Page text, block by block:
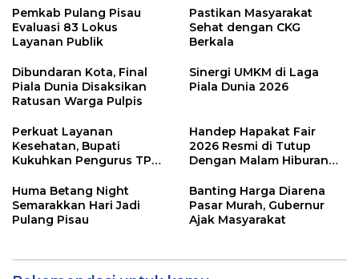
Pemkab Pulang Pisau
Evaluasi 83 Lokus
Layanan Publik
Pastikan Masyarakat
Sehat dengan CKG
Berkala
Dibundaran Kota, Final
Piala Dunia Disaksikan
Ratusan Warga Pulpis
Sinergi UMKM di Laga
Piala Dunia 2026
Perkuat Layanan
Kesehatan, Bupati
Kukuhkan Pengurus TP
Handep Hapakat Fair
2026 Resmi di Tutup
Dengan Malam Hiburan
Huma Betang Night
Semarakkan Hari Jadi
Pulang Pisau
Banting Harga Diarena
Pasar Murah, Gubernur
Ajak Masyarakat